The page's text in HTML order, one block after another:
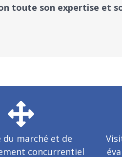
toute son expertise et
du marché et de
concurrentiel